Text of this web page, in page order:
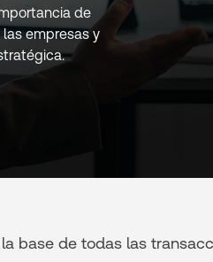
de
empresas y
base de todas las